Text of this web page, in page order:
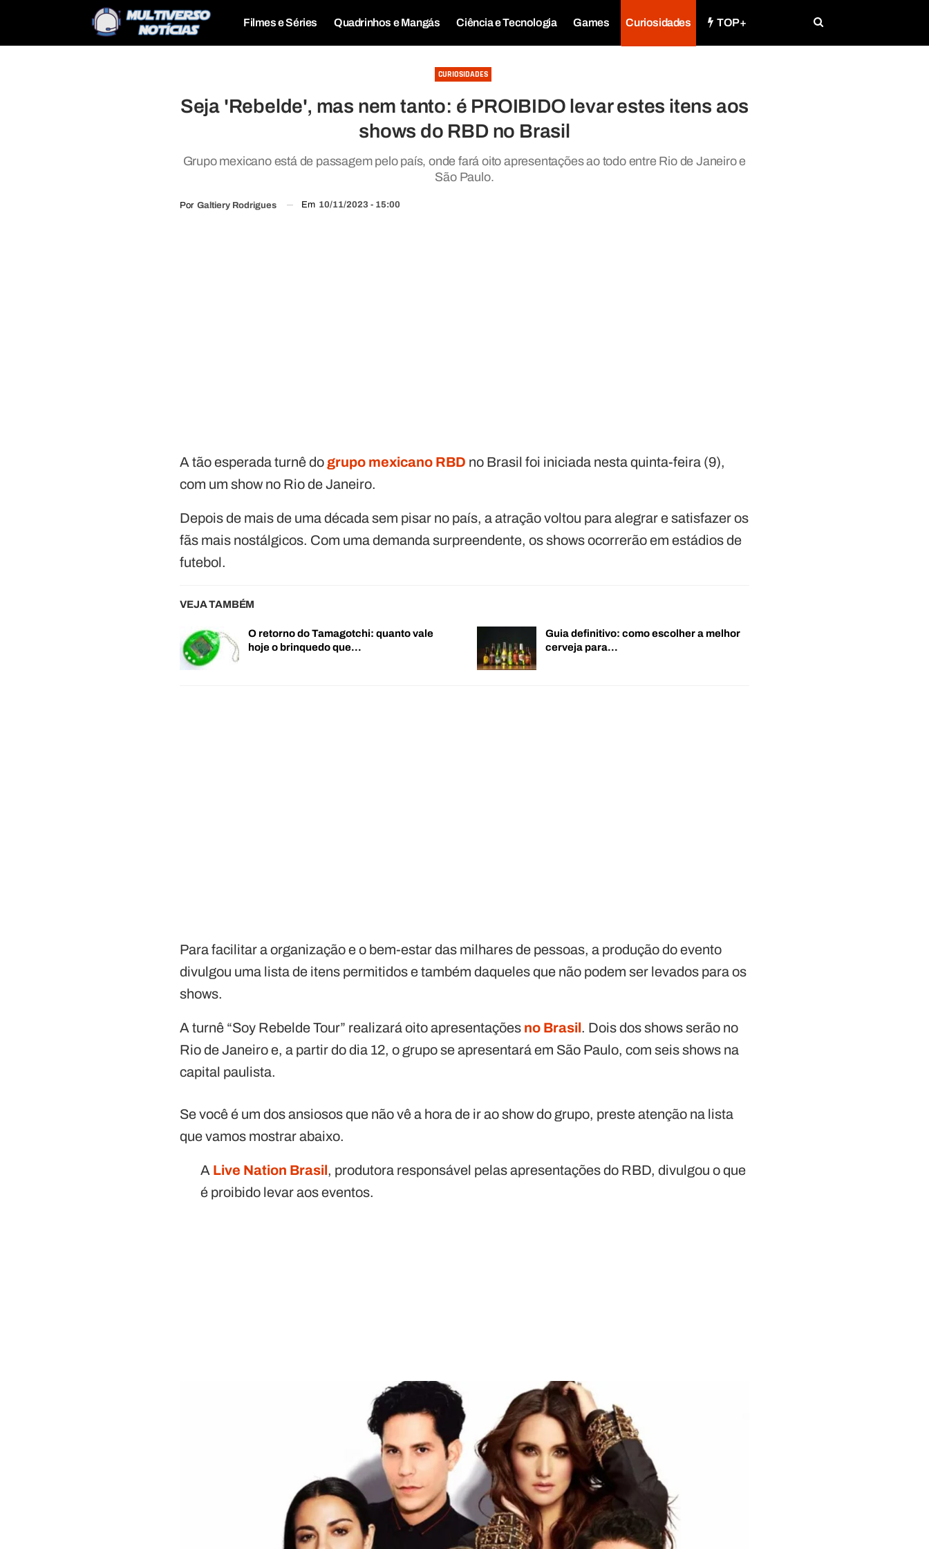
Filmes e Séries Quadrinhos e Mangás Ciência e Tecnologia Games Curiosidades TOP+
CURIOSIDADES
Seja 'Rebelde', mas nem tanto: é PROIBIDO levar estes itens aos
shows do RBD no Brasil
Grupo mexicano está de passagem pelo país, onde fará oito apresentações ao todo entre Rio de Janeiro e
São Paulo.
Por Galtiery Rodrigues Em 10/11/2023 - 15:00
A tão esperada turnê do grupo mexicano RBD no Brasil foi iniciada nesta quinta-feira (9),
com um show no Rio de Janeiro.
Depois de mais de uma década sem pisar no país, a atração voltou para alegrar e satisfazer os
fãs mais nostálgicos. Com uma demanda surpreendente, os shows ocorrerão em estádios de
futebol.
VEJA TAMBÉM
O retorno do Tamagotchi: quanto vale
hoje o brinquedo que…
Guia definitivo: como escolher a melhor
cerveja para…
Para facilitar a organização e o bem-estar das milhares de pessoas, a produção do evento
divulgou uma lista de itens permitidos e também daqueles que não podem ser levados para os
shows.
A turnê “Soy Rebelde Tour” realizará oito apresentações no Brasil. Dois dos shows serão no
Rio de Janeiro e, a partir do dia 12, o grupo se apresentará em São Paulo, com seis shows na
capital paulista.
Se você é um dos ansiosos que não vê a hora de ir ao show do grupo, preste atenção na lista
que vamos mostrar abaixo.
A Live Nation Brasil, produtora responsável pelas apresentações do RBD, divulgou o que
é proibido levar aos eventos.